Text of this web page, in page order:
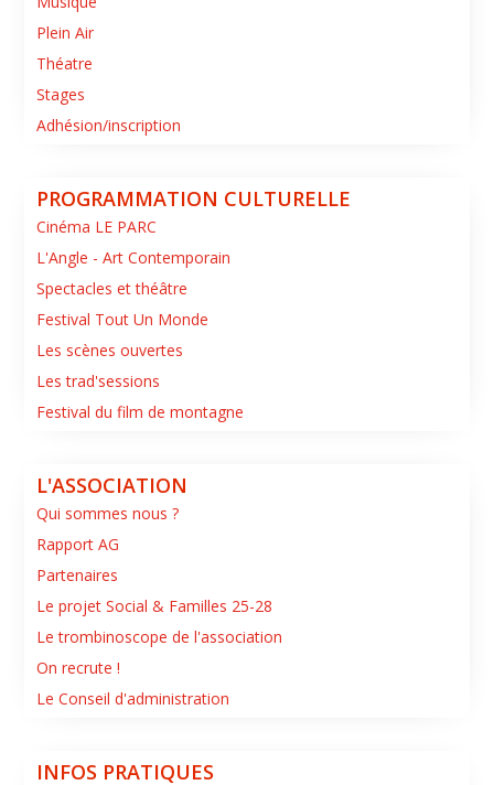
Plein Air
Théatre
Stages
Adhésion/inscription
PROGRAMMATION CULTURELLE
Cinéma LE PARC
L'Angle - Art Contemporain
Spectacles et théâtre
Festival Tout Un Monde
Les scènes ouvertes
Les trad'sessions
Festival du film de montagne
L'ASSOCIATION
Qui sommes nous ?
Rapport AG
Partenaires
Le projet Social & Familles 25-28
Le trombinoscope de l'association
On recrute !
Le Conseil d'administration
INFOS PRATIQUES